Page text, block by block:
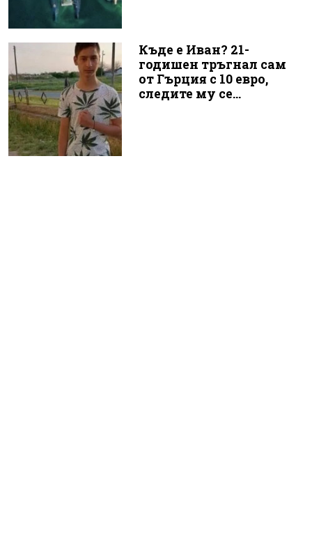
Къде е Иван? 21-
годишен тръгнал сам
от Гърция с 10 евро,
следите му се...